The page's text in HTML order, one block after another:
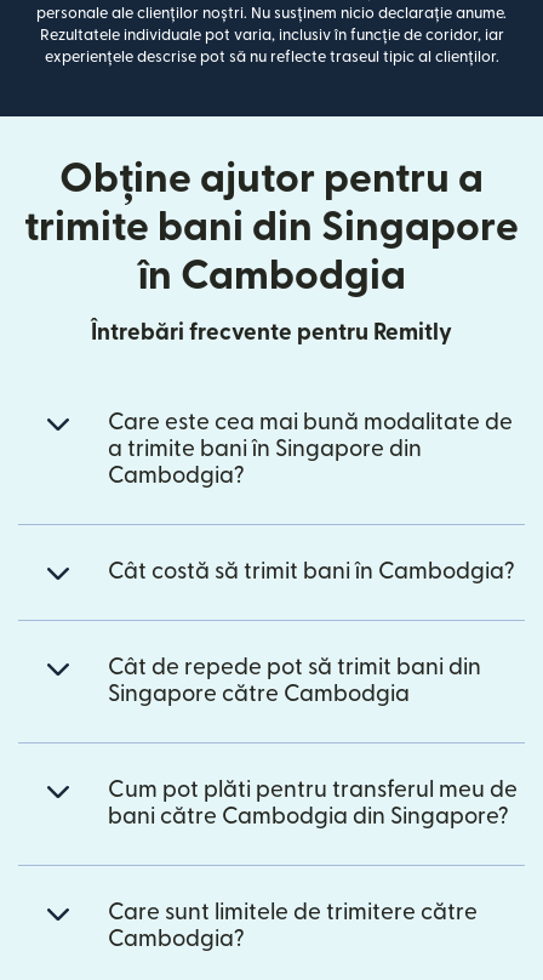
personale ale clienților noștri. Nu susținem nicio declarație anume.
Rezultatele individuale pot varia, inclusiv în funcție de coridor, iar
experiențele descrise pot să nu reflecte traseul tipic al clienților.
Obține ajutor pentru a
trimite bani din Singapore
în Cambodgia
Întrebări frecvente pentru Remitly
Care este cea mai bună modalitate de
a trimite bani în Singapore din
Cambodgia?
Cât costă să trimit bani în Cambodgia?
Cât de repede pot să trimit bani din
Singapore către Cambodgia
Cum pot plăti pentru transferul meu de
bani către Cambodgia din Singapore?
Care sunt limitele de trimitere către
Cambodgia?